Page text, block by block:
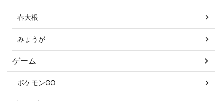
春大根
みょうが
ゲーム
ポケモンGO